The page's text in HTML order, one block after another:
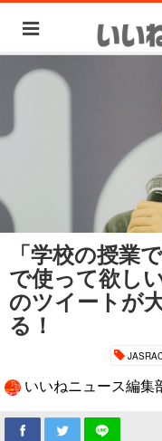
「学校の授業
で使って欲し
のツイートが
る！
いいねニュース編集